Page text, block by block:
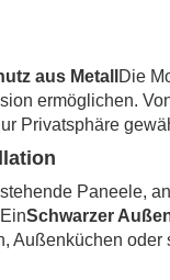
aus Metall Die
ermöglichen.
Privatsphäre
Paneele,
Schwarzer
Außenküchen